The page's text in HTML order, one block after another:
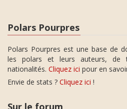
Polars Pourpres
Polars Pourpres est une base de
les polars et leurs auteurs, de
nationalités. Cliquez ici pour en
Envie de stats ? Cliquez ici !
Sur le forum